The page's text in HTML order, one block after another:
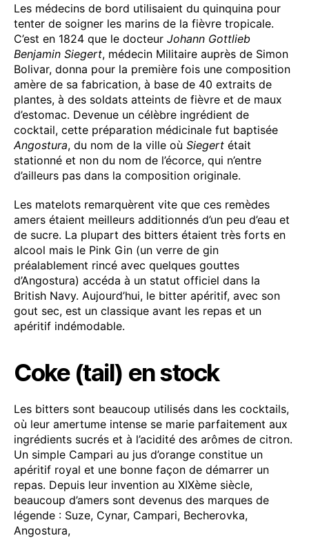
Les médecins de bord utilisaient du quinquina pour
tenter de soigner les marins de la fièvre tropicale.
C’est en 1824 que le docteur Johann Gottlieb
Benjamin Siegert, médecin Militaire auprès de Simon
Bolivar, donna pour la première fois une composition
amère de sa fabrication, à base de 40 extraits de
plantes, à des soldats atteints de fièvre et de maux
d’estomac. Devenue un célèbre ingrédient de
cocktail, cette préparation médicinale fut baptisée
Angostura, du nom de la ville où Siegert était
stationné et non du nom de l’écorce, qui n’entre
d’ailleurs pas dans la composition originale.
Les matelots remarquèrent vite que ces remèdes
amers étaient meilleurs additionnés d’un peu d’eau et
de sucre. La plupart des bitters étaient très forts en
alcool mais le Pink Gin (un verre de gin
préalablement rincé avec quelques gouttes
d’Angostura) accéda à un statut officiel dans la
British Navy. Aujourd’hui, le bitter apéritif, avec son
gout sec, est un classique avant les repas et un
apéritif indémodable.
Coke (tail) en stock
Les bitters sont beaucoup utilisés dans les cocktails,
où leur amertume intense se marie parfaitement aux
ingrédients sucrés et à l’acidité des arômes de citron.
Un simple Campari au jus d’orange constitue un
apéritif royal et une bonne façon de démarrer un
repas. Depuis leur invention au XIXème siècle,
beaucoup d’amers sont devenus des marques de
légende : Suze, Cynar, Campari, Becherovka,
Angostura,